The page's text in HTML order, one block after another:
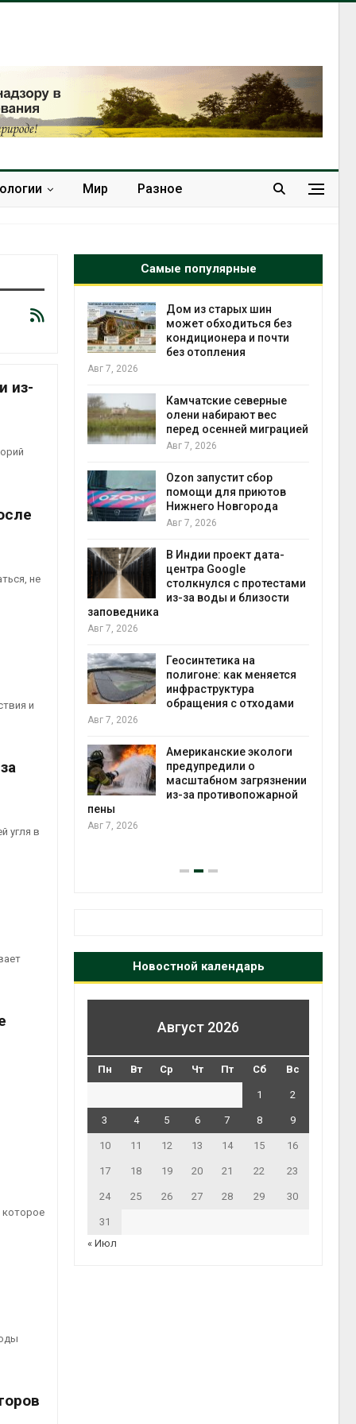
Мир Разное
из-
не
и
угля в
которое
Самые популярные
в
в
ИИ
Волги и
пожаров
Дом из старых шин
может обходиться без
кондиционера и почти
без отопления
Авг 7, 2026
Камчатские северные
олени набирают вес
перед осенней миграцией
Авг 7, 2026
Ozon запустит сбор
помощи для приютов
Нижнего Новгорода
Авг 7, 2026
В Индии проект дата-
центра Google
столкнулся с протестами
из-за воды и близости
заповедника
Авг 7, 2026
Геосинтетика на
полигоне: как меняется
инфраструктура
обращения с отходами
Авг 7, 2026
Американские экологи
предупредили о
масштабном загрязнении
из-за противопожарной
пены
Авг 7, 2026
Новостной календарь
Август 2026
Пн Вт Ср Чт Пт Сб Вс
1 2
3 4 5 6 7 8 9
10 11 12 13 14 15 16
17 18 19 20 21 22 23
24 25 26 27 28 29 30
31
« Июл